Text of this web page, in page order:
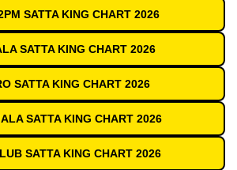
SATTA KING CHART 2026
SATTA KING CHART 2026
SATTA KING CHART 2026
SATTA KING CHART 2026
SATTA KING CHART 2026